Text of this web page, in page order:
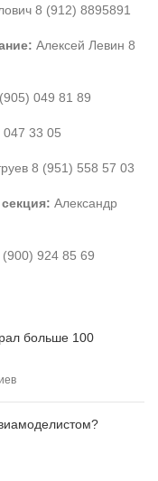
8 (912) 8895891
Алексей Левин 8
049 81 89
33 05
8 (951) 558 57 03
Александр
924 85 69
больше 100